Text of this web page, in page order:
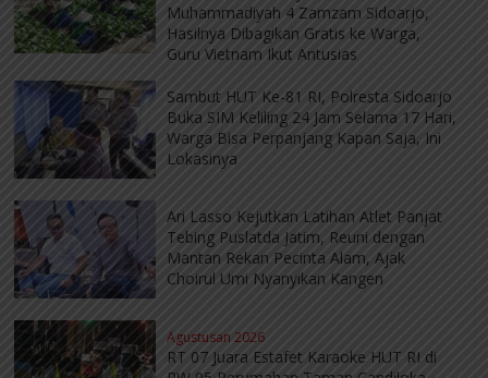
Muhammadiyah 4 Zamzam Sidoarjo,
Hasilnya Dibagikan Gratis ke Warga,
Guru Vietnam Ikut Antusias
Sambut HUT Ke-81 RI, Polresta Sidoarjo
Buka SIM Keliling 24 Jam Selama 17 Hari,
Warga Bisa Perpanjang Kapan Saja, Ini
Lokasinya
Ari Lasso Kejutkan Latihan Atlet Panjat
Tebing Puslatda Jatim, Reuni dengan
Mantan Rekan Pecinta Alam, Ajak
Choirul Umi Nyanyikan Kangen
Agustusan 2026
RT 07 Juara Estafet Karaoke HUT RI di